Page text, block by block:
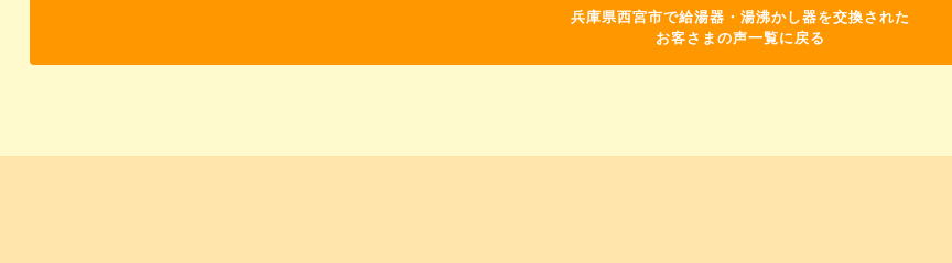
兵庫県西宮市で給湯器・湯沸かし器を交換された
お客さまの声一覧に戻る